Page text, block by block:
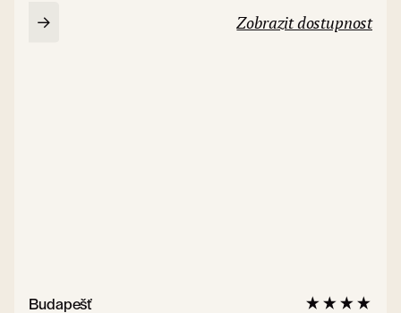
Zobrazit dostupnost
Budapešť